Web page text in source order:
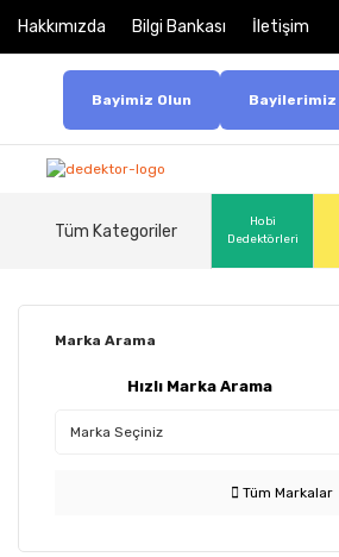
Hakkımızda Bilgi Bankası İletişim
Bayimiz Olun Bayilerimiz
Tüm Kategoriler
Hobi
Dedektörleri
Marka Arama
Hızlı Marka Arama
Tüm Markalar